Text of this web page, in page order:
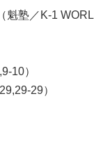
塾／K-1
10）
29）